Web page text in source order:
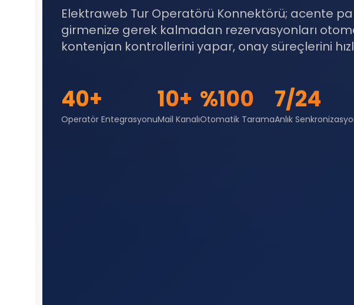
Elektraweb Tur Operatörü Konnektörü; acente
girmenize gerek kalmadan rezervasyonları
kontenjan kontrollerini yapar, onay süreçlerini
40+
Operatör Entegrasyonu
10+
Mail Kanalı
%100
Otomatik Tarama
7/24
Anlık